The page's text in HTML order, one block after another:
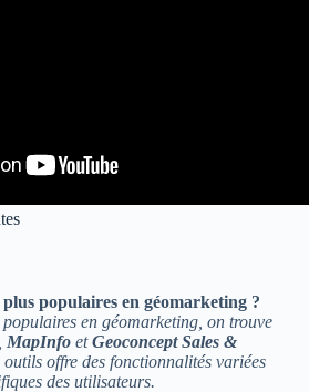
plus populaires en géomarketing ?
en géomarketing, on trouve
MapInfo etGeoconcept Sales &
offre des fonctionnalités variées
des utilisateurs.